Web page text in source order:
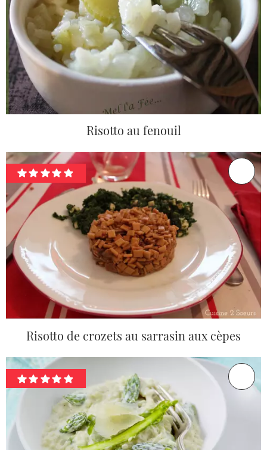
Risotto au fenouil
Risotto de crozets au sarrasin aux cèpes